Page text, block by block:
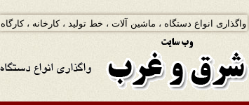
واگذاری انواع دستگاه ، ماشین آلات ، خط تولید ، کارخانه ، کارگاه